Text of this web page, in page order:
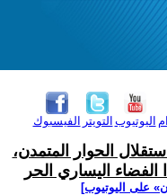
الفيسبوك التويتر اليوتيوب
الحوار المتمدن،
اليساري الحر
على اليوتيوب]